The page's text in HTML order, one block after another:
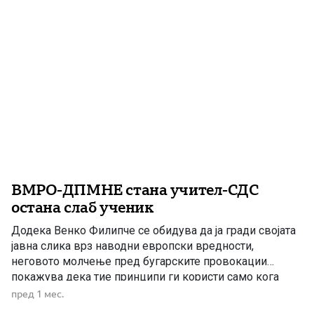
ВМРО-ДПМНЕ стана учител-СДС
остана слаб ученик
Додека Венко Филипче се обидува да ја гради својата
јавна слика врз наводни европски вредности,
неговото молчење пред бугарските провокации
покажува дека тие принципи ги користи само кога
треба да ја напаѓа сопствената држава. СДС и Филипче
пред 1 мес.